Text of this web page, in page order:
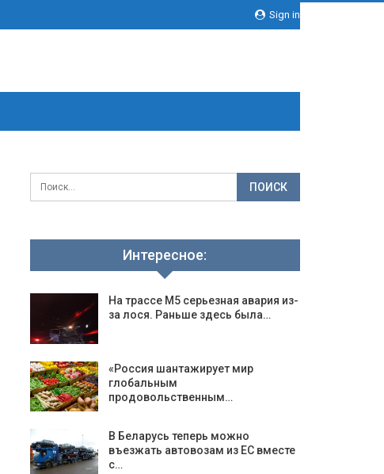
Sign in
Интересное:
На трассе М5 серьезная авария из-
за лося. Раньше здесь была…
«Россия шантажирует мир
глобальным
продовольственным…
В Беларусь теперь можно
въезжать автовозам из ЕС вместе
с…